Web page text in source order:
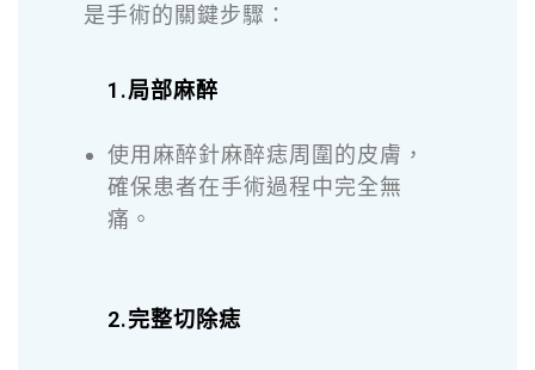
是手術的關鍵步驟：
1.局部麻醉
使用麻醉針麻醉痣周圍的皮膚，
確保患者在手術過程中完全無
痛。
2.完整切除痣